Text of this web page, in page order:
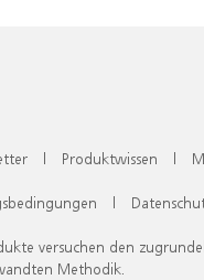
| Produktwissen |
|
versuchen den
Methodik.